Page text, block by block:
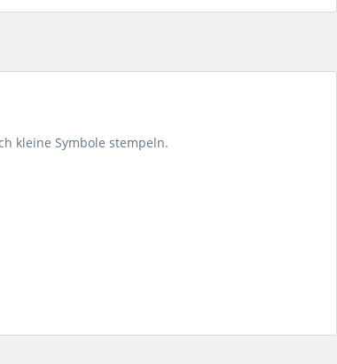
kleine Symbole stempeln.